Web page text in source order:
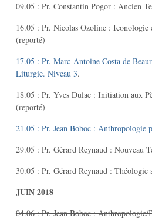
09.05 : Pr. Constantin Pogor : Ancien
16.05 : Pr. Nicolas Ozoline :
(reporté)
17.05 : Pr. Marc-Antoine Costa de
Liturgie. Niveau 3.
18.05 : Pr. Yves Dulac : Initiation aux
(reporté)
21.05 : Pr. Jean Boboc : Anthropologie
29.05 : Pr. Gérard Reynaud : Nouveau
30.05 : Pr. Gérard Reynaud : Théologie
JUIN 2018
04.06 : Pr. Jean Boboc :